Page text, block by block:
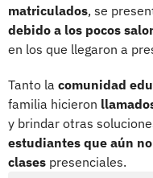
matriculados, se
debido a los pocos
en los que llegaron a
Tanto la comunidad
familia hicieron
y brindar otras
estudiantes que aún
clases presenciales.